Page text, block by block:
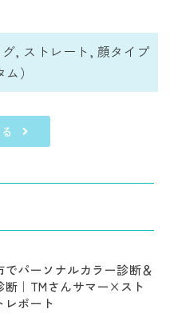
, ストレート , 顔タイプ
）
でパーソナルカラー診断＆
断｜TMさんサマー×スト
レポート